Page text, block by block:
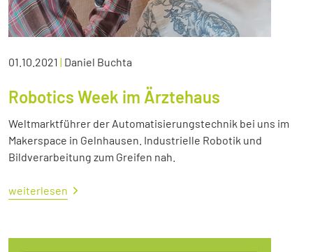
01.10.2021 | Daniel Buchta
Robotics Week im Ärztehaus
Weltmarktführer der Automatisierungstechnik bei uns im
Makerspace in Gelnhausen. Industrielle Robotik und
Bildverarbeitung zum Greifen nah.
weiterlesen